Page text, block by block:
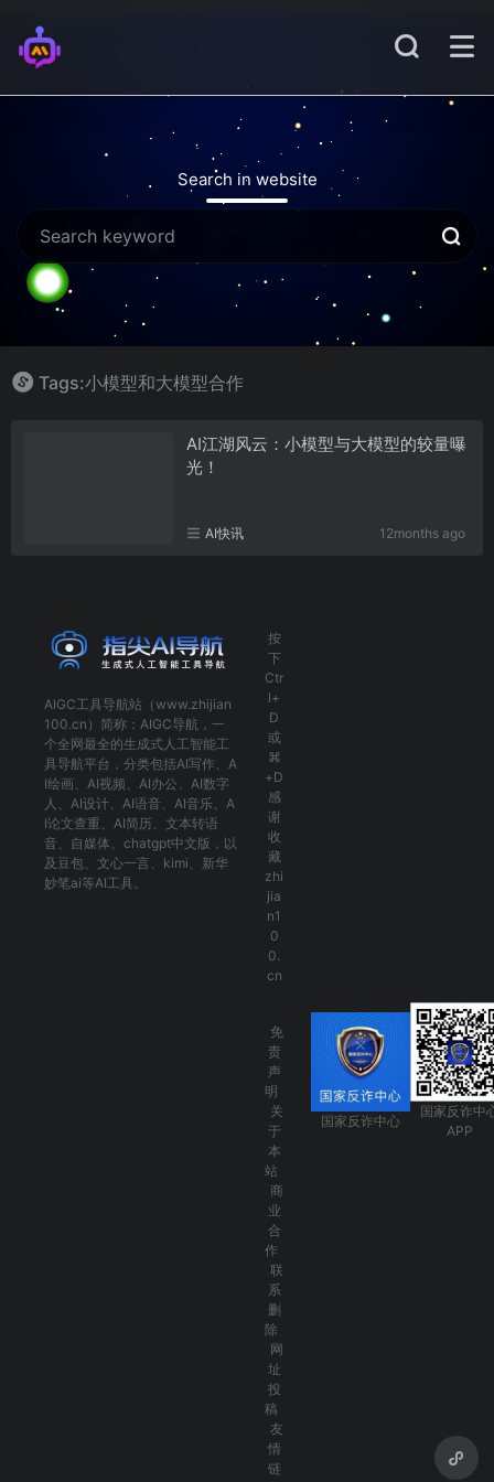
Search in website
Tags:小模型和大模型合作
AI江湖风云：小模型与大模型的较量曝
光！
AI快讯 12months ago
AIGC工具导航站（www.zhijian
100.cn）简称： AIGC导航 ，一
个全网最全的生成式人工智能工
具导航平台，分类包括AI写作 、 A
I绘画 、 AI视频 、 AI办公 、 AI数字
人 、 AI设计、 AI语音、 AI音乐、 A
I论文查重 、 AI简历 、 文本转语
音、 自媒体 、 chatgpt中文版 ，以
及 豆包、 文心一言 、 kimi 、 新华
妙笔ai等AI工具。
按
下
Ctr
l+
D
或
⌘
+D
感
谢
收
藏
zhi
jia
n1
0
0.
cn
免
责
声
明
关
于
本
站
商
业
合
作
联
系
删
除
网
址
投
稿
友
情
链
国家反诈中心
国家反诈中
APP